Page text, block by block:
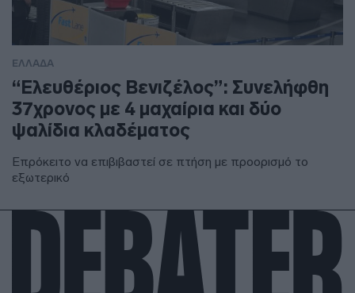
ΕΛΛΑΔΑ
“Ελευθέριος Βενιζέλος”: Συνελήφθη
37χρονος με 4 μαχαίρια και δύο
ψαλίδια κλαδέματος
Επρόκειτο να επιβιβαστεί σε πτήση με προορισμό το
εξωτερικό